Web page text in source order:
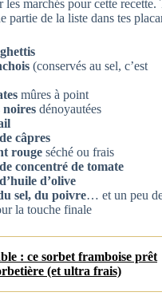
les marchés pour cette recette.
partie de la liste dans tes
(conservés au sel, c’est
mûres à point
noires dénoyautées
câpres
rouge séché ou frais
concentré de tomate
d’olive
sel, du poivre… et un peu
la touche finale
: ce sorbet framboise prêt
(et ultra frais)